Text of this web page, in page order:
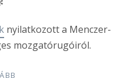
nyilatkozott a Menczer-
mozgatórugóiról.